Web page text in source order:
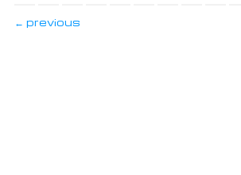
post navigation
← previous